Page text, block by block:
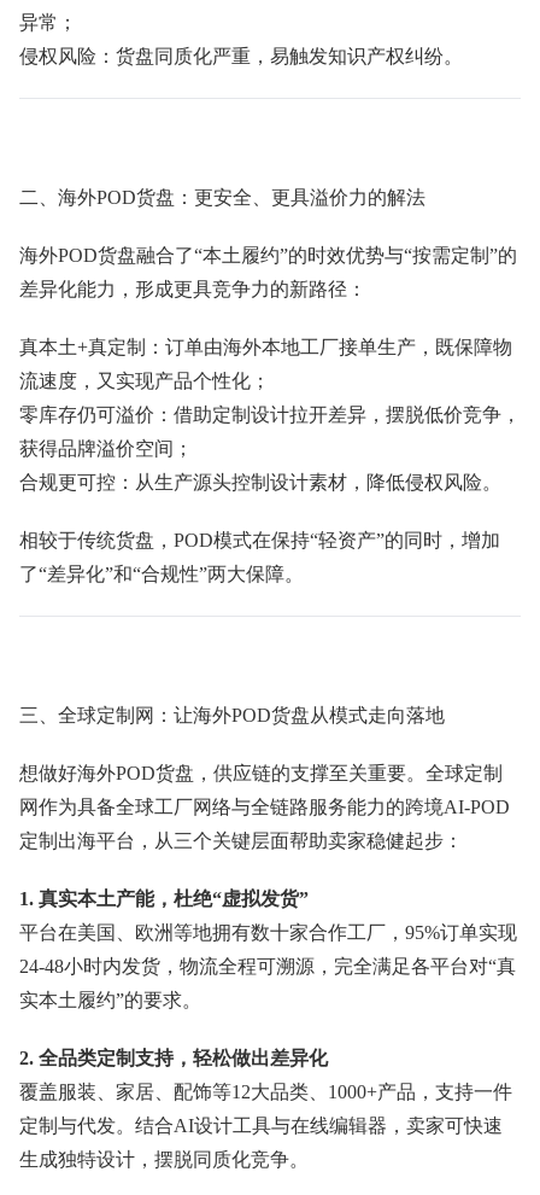
异常；
侵权风险：货盘同质化严重，易触发知识产权纠纷。
二、海外POD货盘：更安全、更具溢价力的解法
海外POD货盘融合了“本土履约”的时效优势与“按需定制”的
差异化能力，形成更具竞争力的新路径：
真本土+真定制：订单由海外本地工厂接单生产，既保障物
流速度，又实现产品个性化；
零库存仍可溢价：借助定制设计拉开差异，摆脱低价竞争，
获得品牌溢价空间；
合规更可控：从生产源头控制设计素材，降低侵权风险。
相较于传统货盘，POD模式在保持“轻资产”的同时，增加
了“差异化”和“合规性”两大保障。
三、全球定制网：让海外POD货盘从模式走向落地
想做好海外POD货盘，供应链的支撑至关重要。全球定制
网作为具备全球工厂网络与全链路服务能力的跨境AI-POD
定制出海平台，从三个关键层面帮助卖家稳健起步：
1. 真实本土产能，杜绝“虚拟发货”
平台在美国、欧洲等地拥有数十家合作工厂，95%订单实现
24-48小时内发货，物流全程可溯源，完全满足各平台对“真
实本土履约”的要求。
2. 全品类定制支持，轻松做出差异化
覆盖服装、家居、配饰等12大品类、1000+产品，支持一件
定制与代发。结合AI设计工具与在线编辑器，卖家可快速
生成独特设计，摆脱同质化竞争。